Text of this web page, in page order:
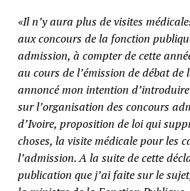
«Il n’y aura plus de visites
aux concours de la fonction
admission, à compter de cette
au cours de l’émission de débat de
annoncé mon intention
sur l’organisation des concours
d’Ivoire, proposition de loi qui
choses, la visite médicale pour les
l’admission. A la suite de cette
publication que j’ai faite sur le